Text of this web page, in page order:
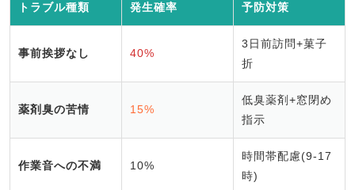
トラブル種類 発生確率 予防対策
事前挨拶なし 40%
3日前訪問+菓子
折
薬剤臭の苦情 15%
低臭薬剤+窓閉め
指示
作業音への不満 10%
時間帯配慮(9-17
時)